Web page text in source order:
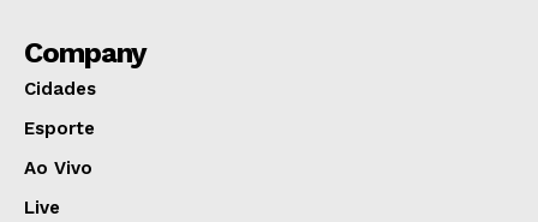
Company
Cidades
Esporte
Ao Vivo
Live